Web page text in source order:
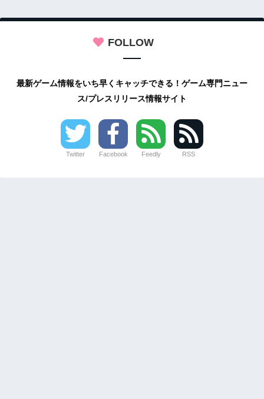
FOLLOW
最新ゲーム情報をいち早くキャッチできる！ゲーム専門ニュー
ス/プレスリリース情報サイト
Twitter Facebook Feedly RSS